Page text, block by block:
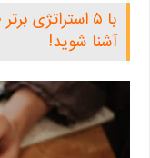
با ۵
آشنا شوید!